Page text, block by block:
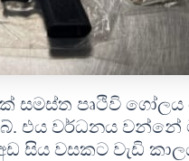
සමස්ත පෘථිවි
එය වර්ධනය වන්නේ
සිය වසකට වැඩි